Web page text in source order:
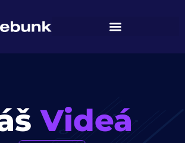
Videá